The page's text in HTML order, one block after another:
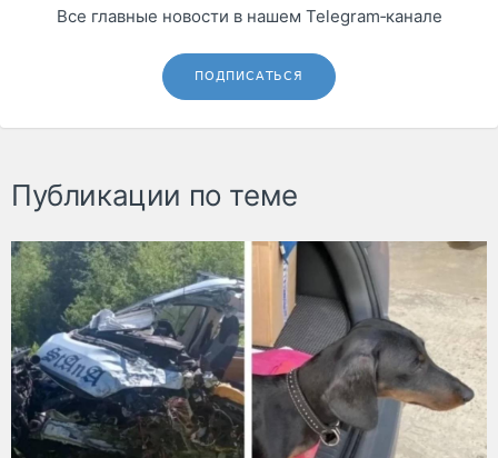
Все главные новости в нашем Telegram‑канале
ПОДПИСАТЬСЯ
Публикации по теме